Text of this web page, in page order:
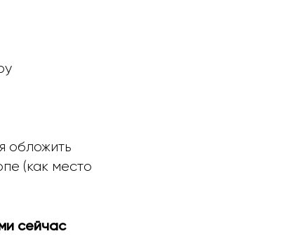
обложить
(как место
сейчас